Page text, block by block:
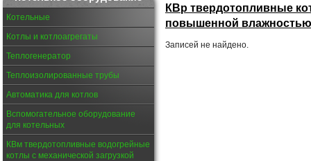
Котельные
Котлы и котлоагрегаты
Теплогенератор
Теплоизолированные трубы
Автоматика для котлов
Вспомогательное оборудование
для котельных
КВм твердотопливные водогрейные
котлы с механической загрузкой
КВр твердотопливные
повышенной влажностью
Записей не найдено.